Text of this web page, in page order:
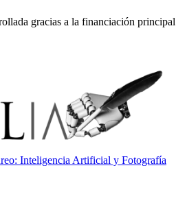
gracias a la financiación principal
Inteligencia Artificial y Fotografía